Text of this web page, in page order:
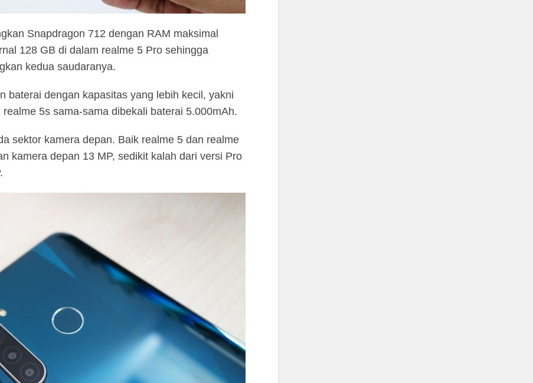
Snapdragon 712 dengan RAM maksimal
128 GB di dalam realme 5 Pro sehingga
kedua saudaranya.
baterai dengan kapasitas yang lebih kecil, yakni
5s sama-sama dibekali baterai 5.000mAh.
sektor kamera depan. Baik realme 5 dan realme
kamera depan 13 MP, sedikit kalah dari versi Pro